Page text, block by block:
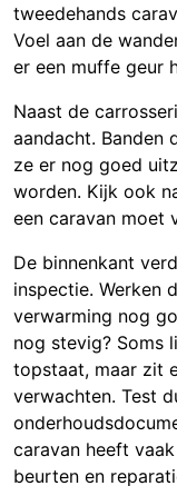
tweedehands
Voel aan de
er een muffe geur
Naast de
aandacht. Banden
ze er nog goed
worden. Kijk ook
een caravan moet
De binnenkant
inspectie. Werken
verwarming nog
nog stevig? Soms
topstaat, maar zit
verwachten. Test
caravan heeft
beurten en